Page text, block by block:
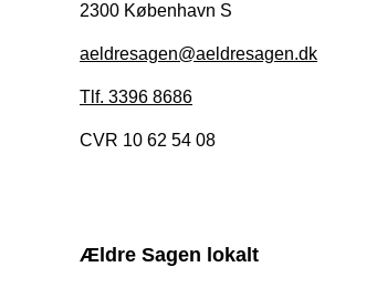
2300 København S
aeldresagen@aeldresagen.dk
Tlf. 3396 8686
CVR 10 62 54 08
Ældre Sagen lokalt